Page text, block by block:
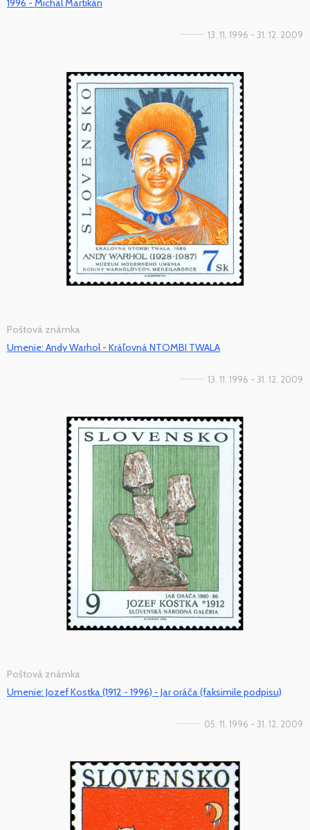
1996 - Michal Martikán
13. 11. 1996 - 31. 12. 2009
Poštová známka
Umenie: Andy Warhol - Kráľovná NTOMBI TWALA
13. 11. 1996 - 31. 12. 2009
Poštová známka
Umenie: Jozef Kostka (1912 - 1996) - Jar oráča (faksimile podpisu)
05. 11. 1996 - 31. 12. 2009